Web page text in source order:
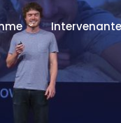
complet
signatures